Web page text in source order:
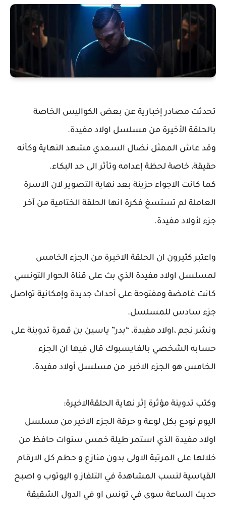
تحدثت مصادر إخبارية عن بعض الكواليس الخاصة
بالحلقة الأخيرة من مسلسل اولاد مفيدة.
وقد عاش الممثل نضال السعدي مشهد النهاية وكأنه
حقيقة، خاصة لحظة إعدامه وتأثر الى حد البكاء.
كما كانت الاجواء حزينة بعد نهاية التصوير لان الاسرة
العاملة لم تستسغ فكرة انها الحلقة الختامية من آخر
جزء لأولاد مفيدة.
واعتبر كثيرون ان الحلقة الاخيرة من الجزء الخامس
لمسلسل اولاد مفيدة الذي بث على قناة الحوار التونسي
كانت غامضة ومفتوحة على أحداث جديدة وإمكانية تواصل
جزء سادس للمسلسل.
ونشر نجم ،اولاد مفيدة، “بدر” ياسين بن قمرة تدوينة على
حسابه الشخصي بالفايسبوك قال فيها ان الجزء
الخامس هو الجزء الاخير من مسلسل أولاد مفيدة.
وكتب تدوينة مؤثرة إثر نهاية الحلقةالاخيرة:
اليوم نودع بكل لوعة و حرقة الجزء الاخير من مسلسل
اولاد مفيدة الذي استمر طيلة خمس سنوات حافظ من
خلالها على المرتبة الاولى بدون منازع و حطم كل الارقام
القياسية لنسب المشاهدة في التلفاز و اليوتوب و اصبح
حديث الساعة سوى في تونس او في الدول الشقيقة